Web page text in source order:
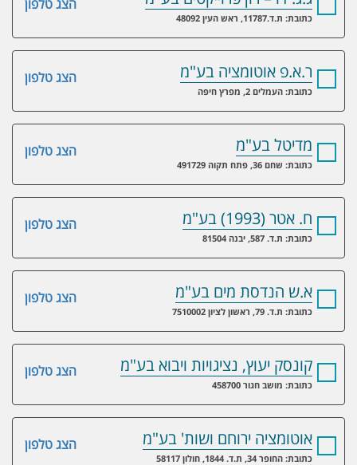
הצג טלפון
כתובת: ת.ד.11787, ראש העין 48092
הצג טלפון ר.א.פ אוטומציה בע"מ
כתובת: העמלים 2, מפרץ חיפה
הצג טלפון מדיטל בע"מ
כתובת: שחם 36, פתח תקוה 491729
הצג טלפון ח. אטר (1993) בע"מ
כתובת: ת.ד. 587, יבנה 81504
הצג טלפון א.ש הנדסת מים בע"מ
כתובת: ת.ד. 79, ראשון לציון 7510002
הצג טלפון קונסק יעוץ, נציגויות ויבוא בע"מ
כתובת: מושב חגור 458700
הצג טלפון אוטומציה ירוחם ושות' בע"מ
כתובת: החופר 34, ת.ד. 1844, חולון 58117